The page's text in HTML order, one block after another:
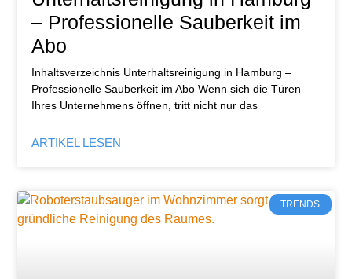
– Professionelle Sauberkeit im
Abo
Inhaltsverzeichnis Unterhaltsreinigung in Hamburg –
Professionelle Sauberkeit im Abo Wenn sich die Türen
Ihres Unternehmens öffnen, tritt nicht nur das
ARTIKEL LESEN
TRENDS